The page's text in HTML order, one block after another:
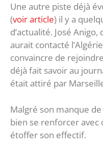
Une autre piste déjà
(voir article) il y a
d’actualité. José
aurait contacté
convaincre de
déjà fait savoir au
était attiré par
Malgré son manque
bien se renforcer avec
étoffer son effectif.